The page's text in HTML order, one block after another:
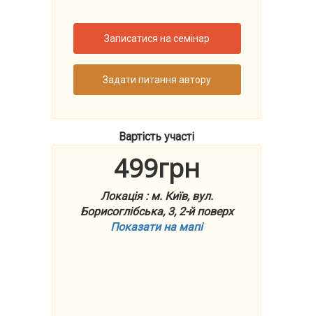
Записатися на семінар
Задати питання автору
Вартість участі
499грн
Локація : м. Київ, вул.
Борисоглібська, 3, 2-й поверх
Показати на мапі